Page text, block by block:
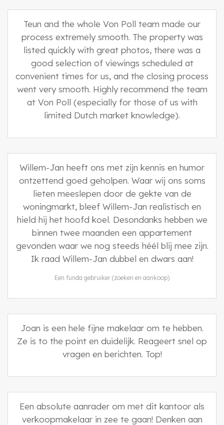
Teun and the whole Von Poll team made our
process extremely smooth. The property was
listed quickly with great photos, there was a
good selection of viewings scheduled at
convenient times for us, and the closing process
went very smooth. Highly recommend the team
at Von Poll (especially for those of us with
limited Dutch market knowledge).
Willem-Jan heeft ons met zijn kennis en humor
ontzettend goed geholpen. Waar wij ons soms
lieten meeslepen door de gekte van de
woningmarkt, bleef Willem-Jan realistisch en
hield hij het hoofd koel. Desondanks hebben we
binnen twee maanden een appartement
gevonden waar we nog steeds héél blij mee zijn.
Ik raad Willem-Jan dubbel en dwars aan!
Een funda gebruiker (zoeken en aankoop)
Joan is een hele fijne makelaar om te hebben.
Ze is to the point en duidelijk. Reageert snel op
vragen en berichten. Top!
Een absolute aanrader om met dit kantoor als
verkoopmakelaar in zee te gaan! Denken aan